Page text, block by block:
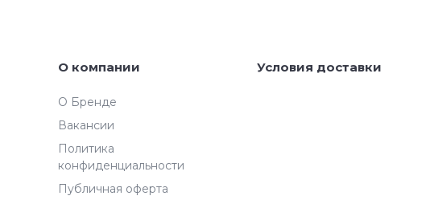
О компании
О Бренде
Вакансии
Политика
конфиденциальности
Публичная оферта
Условия доставки